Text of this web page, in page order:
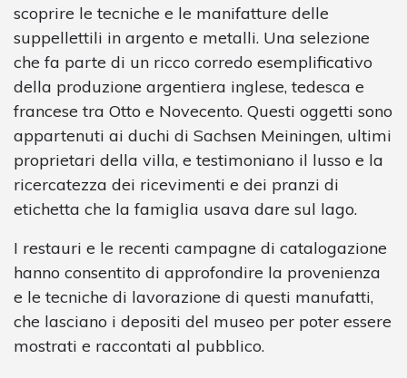
scoprire le tecniche e le manifatture delle
suppellettili in argento e metalli. Una selezione
che fa parte di un ricco corredo esemplificativo
della produzione argentiera inglese, tedesca e
francese tra Otto e Novecento. Questi oggetti sono
appartenuti ai duchi di Sachsen Meiningen, ultimi
proprietari della villa, e testimoniano il lusso e la
ricercatezza dei ricevimenti e dei pranzi di
etichetta che la famiglia usava dare sul lago.
I restauri e le recenti campagne di catalogazione
hanno consentito di approfondire la provenienza
e le tecniche di lavorazione di questi manufatti,
che lasciano i depositi del museo per poter essere
mostrati e raccontati al pubblico.